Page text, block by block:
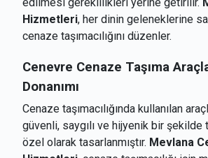
Hizmetleri, her dinin geleneklerine
cenaze taşımacılığını düzenler.
Cenevre Cenaze Taşıma
Donanımı
Cenaze taşımacılığında kullanılan
güvenli, saygılı ve hijyenik bir şekilde
özel olarak tasarlanmıştır. Mevlana